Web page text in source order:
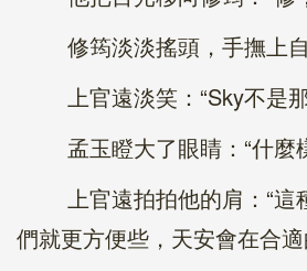
修筠淡淡搖頭，手撫上自
上官遠淡笑：“Sky不是那
孟玉瞪大了眼睛：“什麼樣
上官遠拍拍他的肩：“這種
們就更方便些，天安會在合